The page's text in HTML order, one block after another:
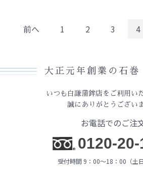
前へ 1 2 3 4
大正元年創業の石巻
いつも白謙蒲鉾店をご利用い
誠にありがとうござい
お電話でのご注
0120-
受付時間 9：00〜18：00（土